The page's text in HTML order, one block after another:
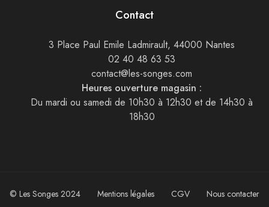
Contact
3 Place Paul Emile Ladmirault, 44000 Nantes
02 40 48 63 53
contact@les-songes.com
Heures ouverture magasin :
Du mardi ou samedi de 10h30 à 12h30 et de 14h30 à
18h30
© Les Songes 2024 Mentions légales CGV Nous contacter